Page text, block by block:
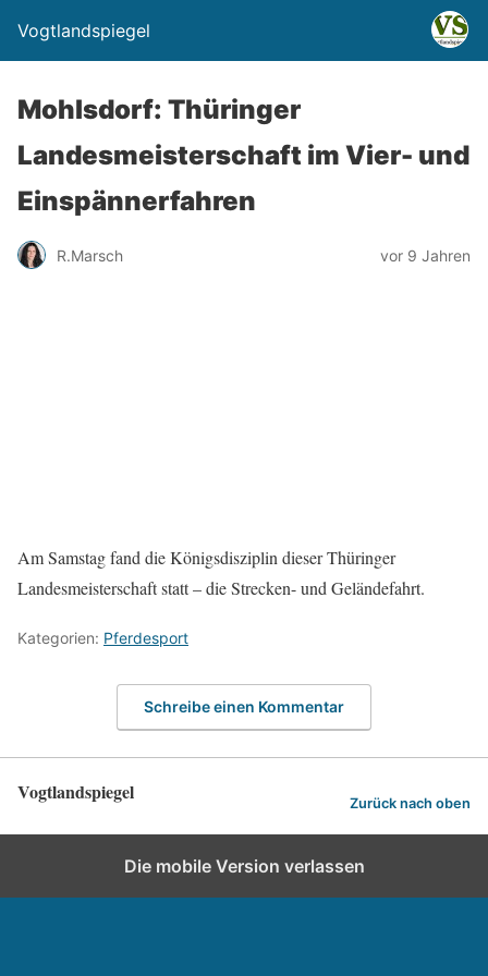
Vogtlandspiegel
Mohlsdorf: Thüringer
Landesmeisterschaft im Vier- und
Einspännerfahren
R.Marsch vor 9 Jahren
Am Samstag fand die Königsdisziplin dieser Thüringer
Landesmeisterschaft statt – die Strecken- und Geländefahrt.
Kategorien: Pferdesport
Schreibe einen Kommentar
Vogtlandspiegel Zurück nach oben
Die mobile Version verlassen